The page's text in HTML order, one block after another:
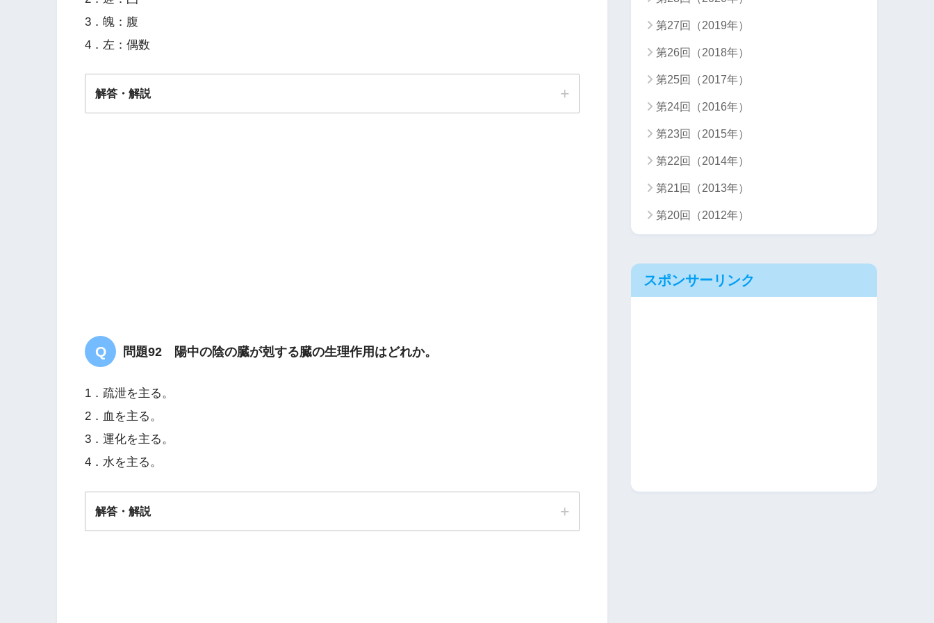
3．魄：腹
4．左：偶数
解答・解説
問題92 陽中の陰の臓が剋する臓の生理作用はどれか。
1．疏泄を主る。
2．血を主る。
3．運化を主る。
4．水を主る。
解答・解説
第27回（2019年）
第26回（2018年）
第25回（2017年）
第24回（2016年）
第23回（2015年）
第22回（2014年）
第21回（2013年）
第20回（2012年）
スポンサーリンク